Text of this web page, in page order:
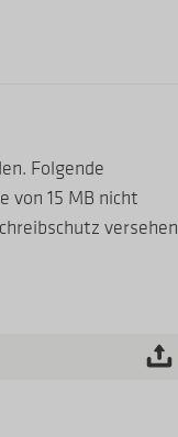
Folgende
von 15 MB nicht
versehen